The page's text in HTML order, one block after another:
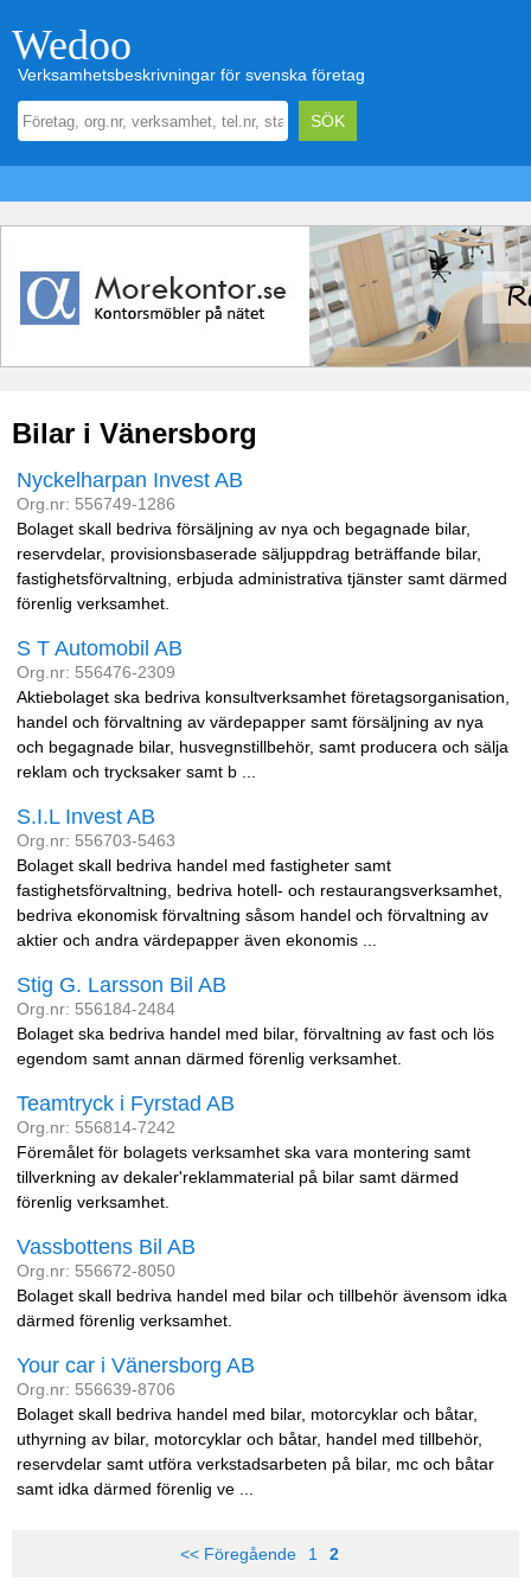
Wedoo
Verksamhetsbeskrivningar för svenska företag
Bilar i Vänersborg
Nyckelharpan Invest AB
Org.nr: 556749-1286
Bolaget skall bedriva försäljning av nya och begagnade bilar,
reservdelar, provisionsbaserade säljuppdrag beträffande bilar,
fastighetsförvaltning, erbjuda administrativa tjänster samt därmed
förenlig verksamhet.
S T Automobil AB
Org.nr: 556476-2309
Aktiebolaget ska bedriva konsultverksamhet företagsorganisation,
handel och förvaltning av värdepapper samt försäljning av nya
och begagnade bilar, husvegnstillbehör, samt producera och sälja
reklam och trycksaker samt b ...
S.I.L Invest AB
Org.nr: 556703-5463
Bolaget skall bedriva handel med fastigheter samt
fastighetsförvaltning, bedriva hotell- och restaurangsverksamhet,
bedriva ekonomisk förvaltning såsom handel och förvaltning av
aktier och andra värdepapper även ekonomis ...
Stig G. Larsson Bil AB
Org.nr: 556184-2484
Bolaget ska bedriva handel med bilar, förvaltning av fast och lös
egendom samt annan därmed förenlig verksamhet.
Teamtryck i Fyrstad AB
Org.nr: 556814-7242
Föremålet för bolagets verksamhet ska vara montering samt
tillverkning av dekaler'reklammaterial på bilar samt därmed
förenlig verksamhet.
Vassbottens Bil AB
Org.nr: 556672-8050
Bolaget skall bedriva handel med bilar och tillbehör ävensom idka
därmed förenlig verksamhet.
Your car i Vänersborg AB
Org.nr: 556639-8706
Bolaget skall bedriva handel med bilar, motorcyklar och båtar,
uthyrning av bilar, motorcyklar och båtar, handel med tillbehör,
reservdelar samt utföra verkstadsarbeten på bilar, mc och båtar
samt idka därmed förenlig ve ...
<< Föregående 1 2